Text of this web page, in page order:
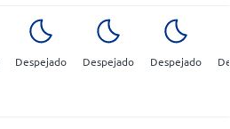
Despejado Despejado Despejado